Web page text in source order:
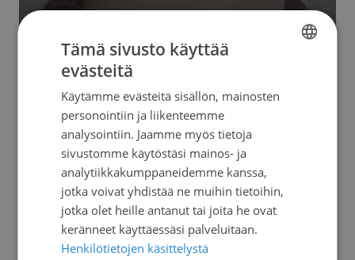
13.08. - 10.12.2026. Seuraava: 13.08.2026
Vertaisryhmä pitkäaikaista, parantumatonta
syöpää sairastaville verkossa
FINNISH
Tämä sivusto käyttää
evästeitä
Käytämme evästeitä sisällön, mainosten
personointiin ja liikenteemme
analysointiin. Jaamme myös tietoja
sivustomme käytöstäsi mainos- ja
analytiikkakumppaneidemme kanssa,
jotka voivat yhdistää ne muihin tietoihin,
jotka olet heille antanut tai joita he ovat
keränneet käyttäessäsi palveluitaan.
Henkilötietojen käsittelystä